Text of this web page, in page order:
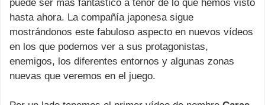
puede ser más fantástico a tenor de lo que hemos visto
hasta ahora. La compañía japonesa sigue
mostrándonos este fabuloso aspecto en nuevos vídeos
en los que podemos ver a sus protagonistas,
enemigos, los diferentes entornos y algunas zonas
nuevas que veremos en el juego.